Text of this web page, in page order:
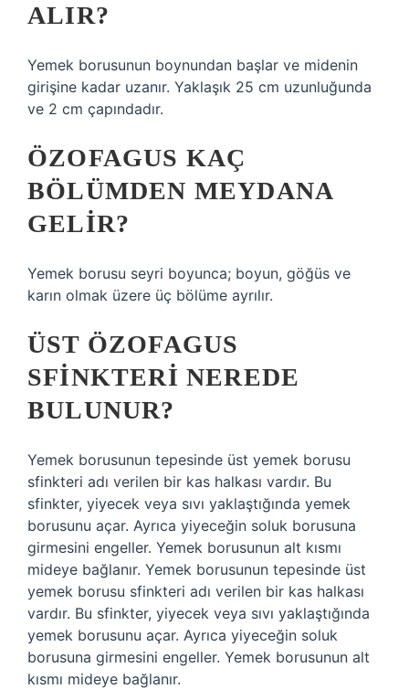
ALIR?
Yemek borusunun boynundan başlar ve midenin
girişine kadar uzanır. Yaklaşık 25 cm uzunluğunda
ve 2 cm çapındadır.
ÖZOFAGUS KAÇ
BÖLÜMDEN MEYDANA
GELIR?
Yemek borusu seyri boyunca; boyun, göğüs ve
karın olmak üzere üç bölüme ayrılır.
ÜST ÖZOFAGUS
SFINKTERI NEREDE
BULUNUR?
Yemek borusunun tepesinde üst yemek borusu
sfinkteri adı verilen bir kas halkası vardır. Bu
sfinkter, yiyecek veya sıvı yaklaştığında yemek
borusunu açar. Ayrıca yiyeceğin soluk borusuna
girmesini engeller. Yemek borusunun alt kısmı
mideye bağlanır. Yemek borusunun tepesinde üst
yemek borusu sfinkteri adı verilen bir kas halkası
vardır. Bu sfinkter, yiyecek veya sıvı yaklaştığında
yemek borusunu açar. Ayrıca yiyeceğin soluk
borusuna girmesini engeller. Yemek borusunun alt
kısmı mideye bağlanır.